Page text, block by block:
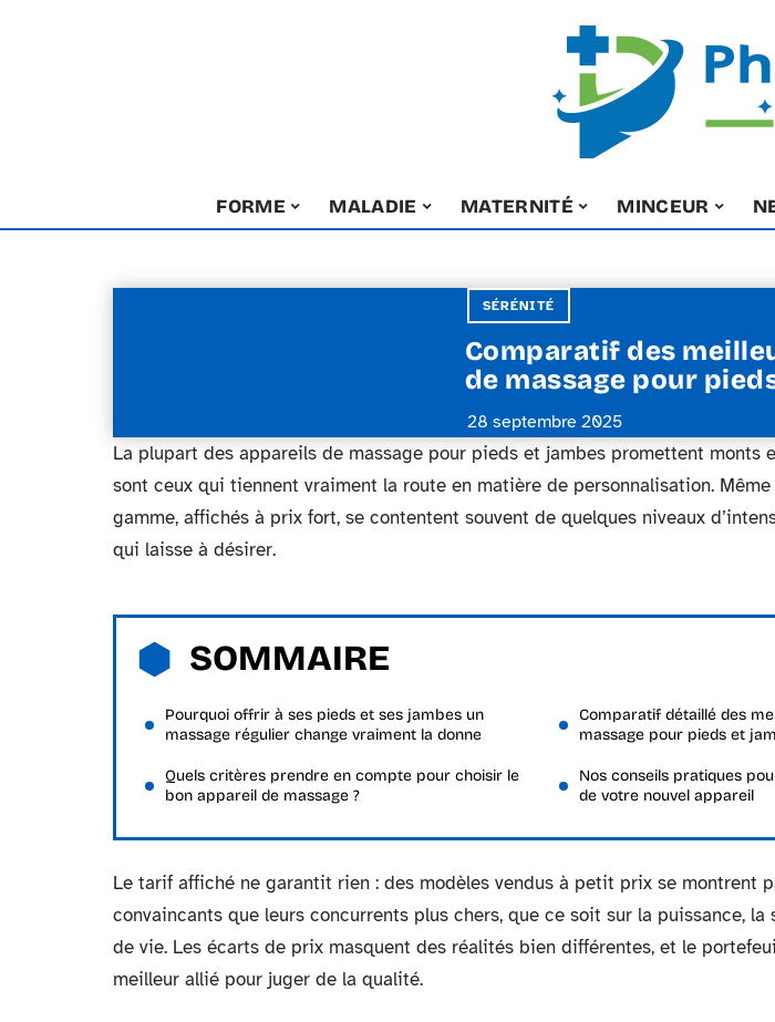
FORME MALADIE MATERNITÉ MINCEUR
SÉRÉNITÉ
Comparatif des
de massage pour
28 septembre 2025
La plupart des appareils de massage pour pieds et jambes promettent monts
sont ceux qui tiennent vraiment la route en matière de personnalisation.
gamme, affichés à prix fort, se contentent souvent de quelques niveaux
qui laisse à désirer.
SOMMAIRE
Pourquoi offrir à ses pieds et ses jambes un
massage régulier change vraiment la donne
Quels critères prendre en compte pour choisir le
bon appareil de massage ?
Comparatif détaillé des
massage pour pieds et
Nos conseils pratiques
de votre nouvel appareil
Le tarif affiché ne garantit rien : des modèles vendus à petit prix se montrent
convaincants que leurs concurrents plus chers, que ce soit sur la puissance,
de vie. Les écarts de prix masquent des réalités bien différentes, et le
meilleur allié pour juger de la qualité.